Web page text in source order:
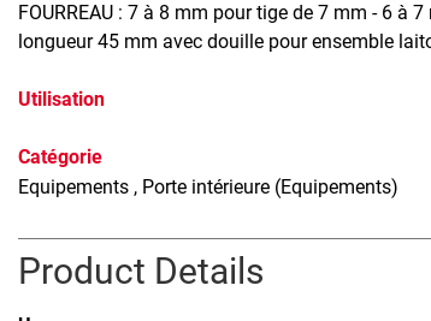
FOURREAU : 7 à 8 mm pour tige de 7 mm - 6
longueur 45 mm avec douille pour ensemble
Utilisation
Catégorie
Equipements , Porte intérieure (Equipements)
Product Details